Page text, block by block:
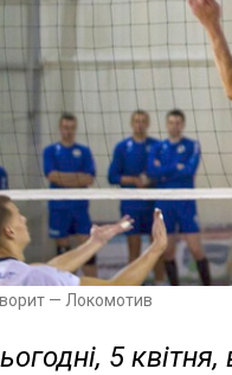
— Локомотив
5